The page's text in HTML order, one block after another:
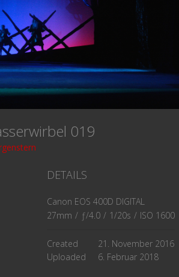
019
DETAILS
Canon EOS 400D DIGITAL
27mm / ƒ/4.0 / 1/20s / ISO 1600
Created
21. November 2016
Uploaded
6. Februar 2018